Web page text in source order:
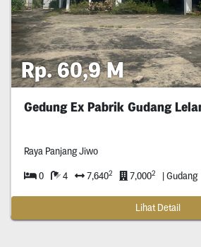
Rp. 60,9 M
Raya Panjang Jiwo
0 4 7,6402 7,0002 | Gudang
Lihat Detail